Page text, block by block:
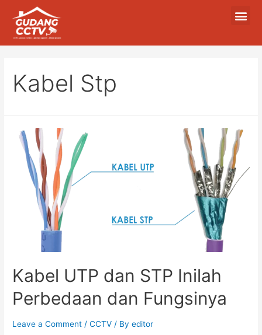
Kabel Stp
Kabel UTP dan STP Inilah
Perbedaan dan Fungsinya
Leave a Comment /CCTV / Byeditor